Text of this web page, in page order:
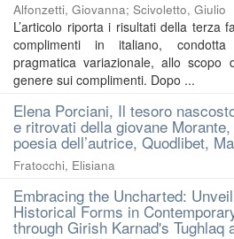
Alfonzetti, Giovanna; Scivoletto, Giulio
L’articolo riporta i risultati della terza
complimenti in italiano,
pragmatica variazionale, allo scopo
genere sui complimenti. Dopo ...
Elena Porciani, Il tesoro
e ritrovati della giovane
poesia dell’autrice, Quodlibet,
Fratocchi, Elisiana
Embracing the Uncharted:
Historical Forms in
through Girish Karnad's Tughlaq